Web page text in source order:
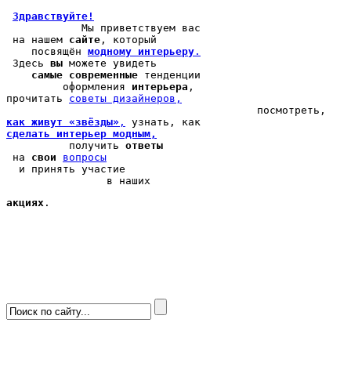
Здравствуйте!
            Мы
приветствуем вас
на нашем сайте , который
    посвящён
модному интерьеру .
Здесь вы можете увидеть
самые современные тенденции
         оформления
интерьера ,
прочитать cоветы дизайнеров,
как живут «звёзды» ,
сделать интерьер модным,
          получить
ответы
на свои
вопросы
  и принять участие
                в наших
акциях .